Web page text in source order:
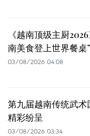
《越南顶级主厨
南美食登上世界餐桌
03/08/2026 04:08
第九届越南传统武
精彩纷呈
03/08/2026 03:34